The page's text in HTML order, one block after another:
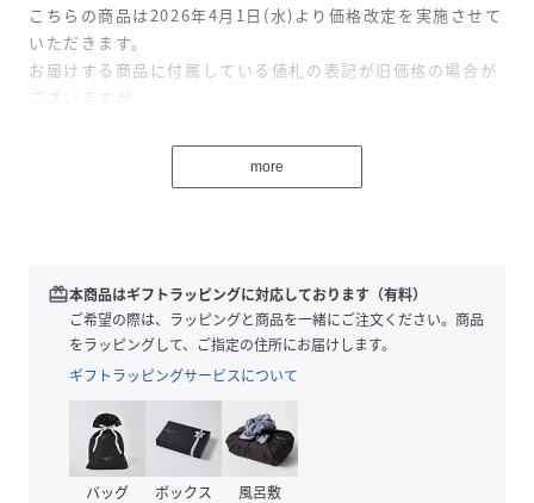
こちらの商品は2026年4月1日(水)より価格改定を実施させて
いただきます。
お届けする商品に付属している値札の表記が旧価格の場合が
ございますが、
【美しい輝きを放つシルバー925製】
【“HOWL”ミディアムタテガミブレスレット】
●崇高なイメージを持つライオンのたてがみをデザインし
た、存在感の際立つライオンハートの初期シリーズ。
●エッジのきいた力強いフォルムが放つ圧倒的な美しさとバ
ランスの取れたデザインが特徴です。
●力、勇気、王権の象徴として古代から描かれている『ライ
オン』は身に着けることで威厳と力強さを感じていただくこ
とができるはず。
more
redeem本商品はギフトラッピングに対応しております（有料）
ご希望の際は、ラッピングと商品を一緒にご注文ください。商品
をラッピングして、ご指定の住所にお届けします。
ギフトラッピングサービスについて
バッグ ボックス 風呂敷